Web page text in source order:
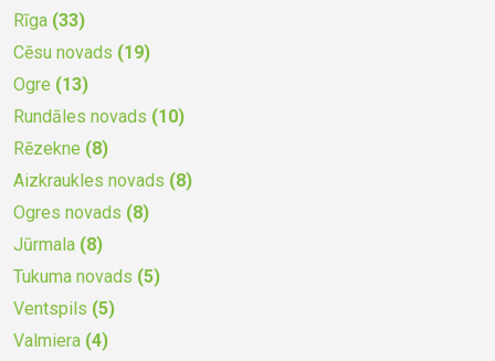
Rīga (33)
Cēsu novads (19)
Ogre (13)
Rundāles novads (10)
Rēzekne (8)
Aizkraukles novads (8)
Ogres novads (8)
Jūrmala (8)
Tukuma novads (5)
Ventspils (5)
Valmiera (4)